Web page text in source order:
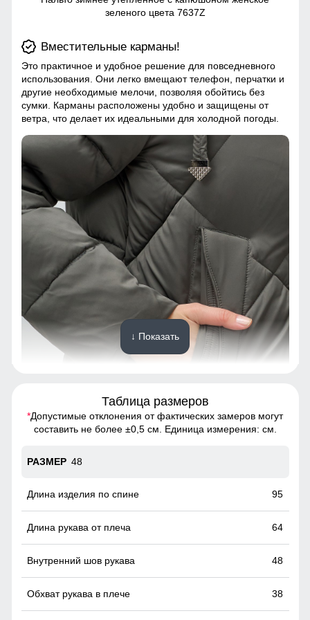
зеленого цвета 7637Z
Вместительные карманы!
Это практичное и удобное решение для повседневного
использования. Они легко вмещают телефон, перчатки и
другие необходимые мелочи, позволяя обойтись без
сумки. Карманы расположены удобно и защищены от
ветра, что делает их идеальными для холодной погоды.
Это практичное и удобное решение для повседневного
использования. Они легко вмещают телефон, перчатки и
другие необходимые мелочи, позволяя обойтись без
↓ Показать
Таблица размеров
*Допустимые отклонения от фактических замеров могут
составить не более ±0,5 см. Единица измерения: см.
48
95
64
48
38